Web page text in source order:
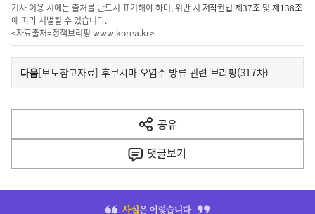
기사 이용 시에는 출처를 반드시 표기해야 하며, 위반 시 저작권법 제37조 및제138조
에 따라 처벌될 수 있습니다.
<자료출처=정책브리핑 www.korea.kr>
이
전
다
음
다음기
[보도참고자료] 후쿠시마 오염수 방류 관련 브리핑(317차)
공유
열
기
댓글보기